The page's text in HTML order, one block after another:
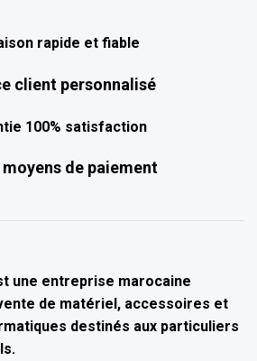
rapide et fiable
client personnalisé
100% satisfaction
moyens de paiement
une entreprise marocaine
de matériel, accessoires et
destinés aux particuliers